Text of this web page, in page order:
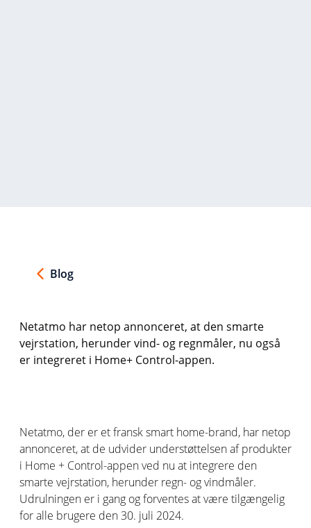
Blog
Netatmo har netop annonceret, at den smarte
vejrstation, herunder vind- og regnmåler, nu også
er integreret i Home+ Control-appen.
Netatmo, der er et fransk smart home-brand, har netop
annonceret, at de udvider understøttelsen af produkter
i Home + Control-appenved nu at integrere den
smarte vejrstation, herunder regn- og vindmåler.
Udrulningen er i gang og forventes at være tilgængelig
for alle brugere den 30. juli 2024.